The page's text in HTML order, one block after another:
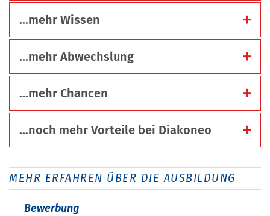
...mehr Wissen
...mehr Abwechslung
...mehr Chancen
…noch mehr Vorteile bei Diakoneo
MEHR ERFAHREN ÜBER DIE AUSBILDUNG
Bewerbung